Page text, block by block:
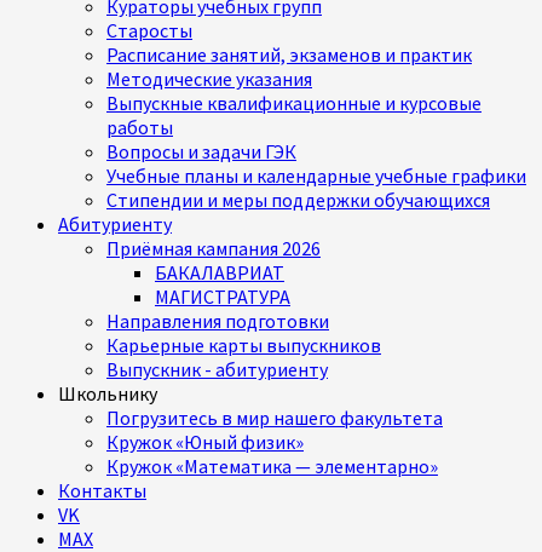
Кураторы учебных групп
Старосты
Расписание занятий, экзаменов и практик
Методические указания
Выпускные квалификационные и курсовые
работы
Вопросы и задачи ГЭК
Учебные планы и календарные учебные графики
Стипендии и меры поддержки обучающихся
Абитуриенту
Приёмная кампания 2026
БАКАЛАВРИАТ
МАГИСТРАТУРА
Направления подготовки
Карьерные карты выпускников
Выпускник - абитуриенту
Школьнику
Погрузитесь в мир нашего факультета
Кружок «Юный физик»
Кружок «Математика — элементарно»
Контакты
VK
MAX